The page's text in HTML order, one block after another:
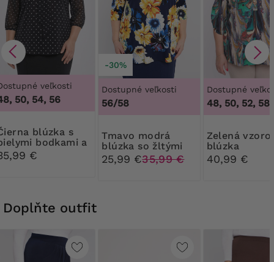
veľkosti
50, 54, 56
s
bodkami a
€
-30%
Dostupné veľkosti
56/58
Tmavo modrá
blúzka so žltými
kvetmi a zdobením
25,99 €35,99 €
Dostupné
48, 50, 52, 58
Zelená vzorovaná
blúzka
40,99 €
Doplňte outfit